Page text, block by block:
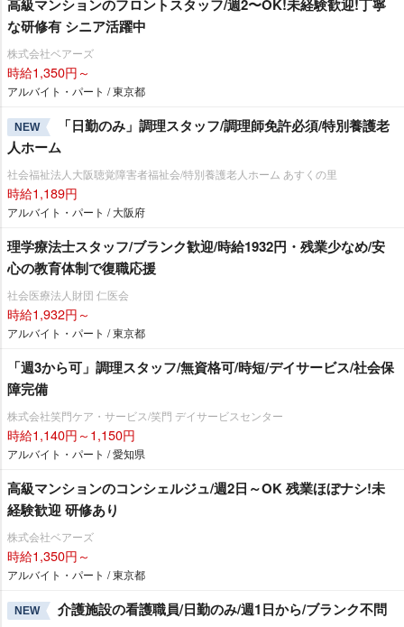
⾼級マンションのフロントスタッフ/週2〜OK!未経験歓迎!丁寧
な研修有 シニア活躍中
株式会社ベアーズ
時給1,350円～
アルバイト・パート / 東京都
NEW
「日勤のみ」調理スタッフ/調理師免許必須/特別養護老
人ホーム
社会福祉法人大阪聴覚障害者福祉会/特別養護老人ホーム あすくの里
時給1,189円
アルバイト・パート / 大阪府
理学療法士スタッフ/ブランク歓迎/時給1932円・残業少なめ/安
心の教育体制で復職応援
社会医療法人財団 仁医会
時給1,932円～
アルバイト・パート / 東京都
「週3から可」調理スタッフ/無資格可/時短/デイサービス/社会保
障完備
株式会社笑門ケア・サービス/笑門 デイサービスセンター
時給1,140円～1,150円
アルバイト・パート / 愛知県
高級マンションのコンシェルジュ/週2日～OK 残業ほぼナシ!未
経験歓迎 研修あり
株式会社ベアーズ
時給1,350円～
アルバイト・パート / 東京都
NEW 介護施設の看護職員/日勤のみ/週1日から/ブランク不問